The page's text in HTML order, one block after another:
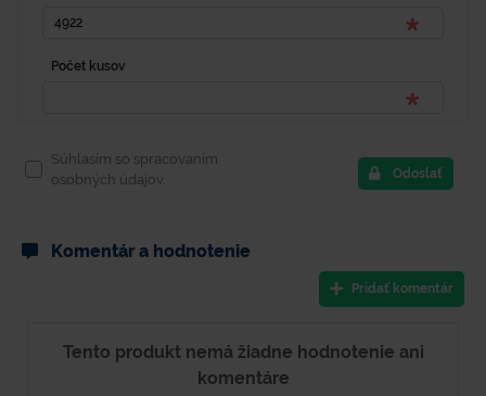
Počet kusov
Súhlasím so spracovaním
osobných údajov.
Odoslať
Komentár a hodnotenie
Pridať komentár
Tento produkt nemá žiadne hodnotenie ani
komentáre